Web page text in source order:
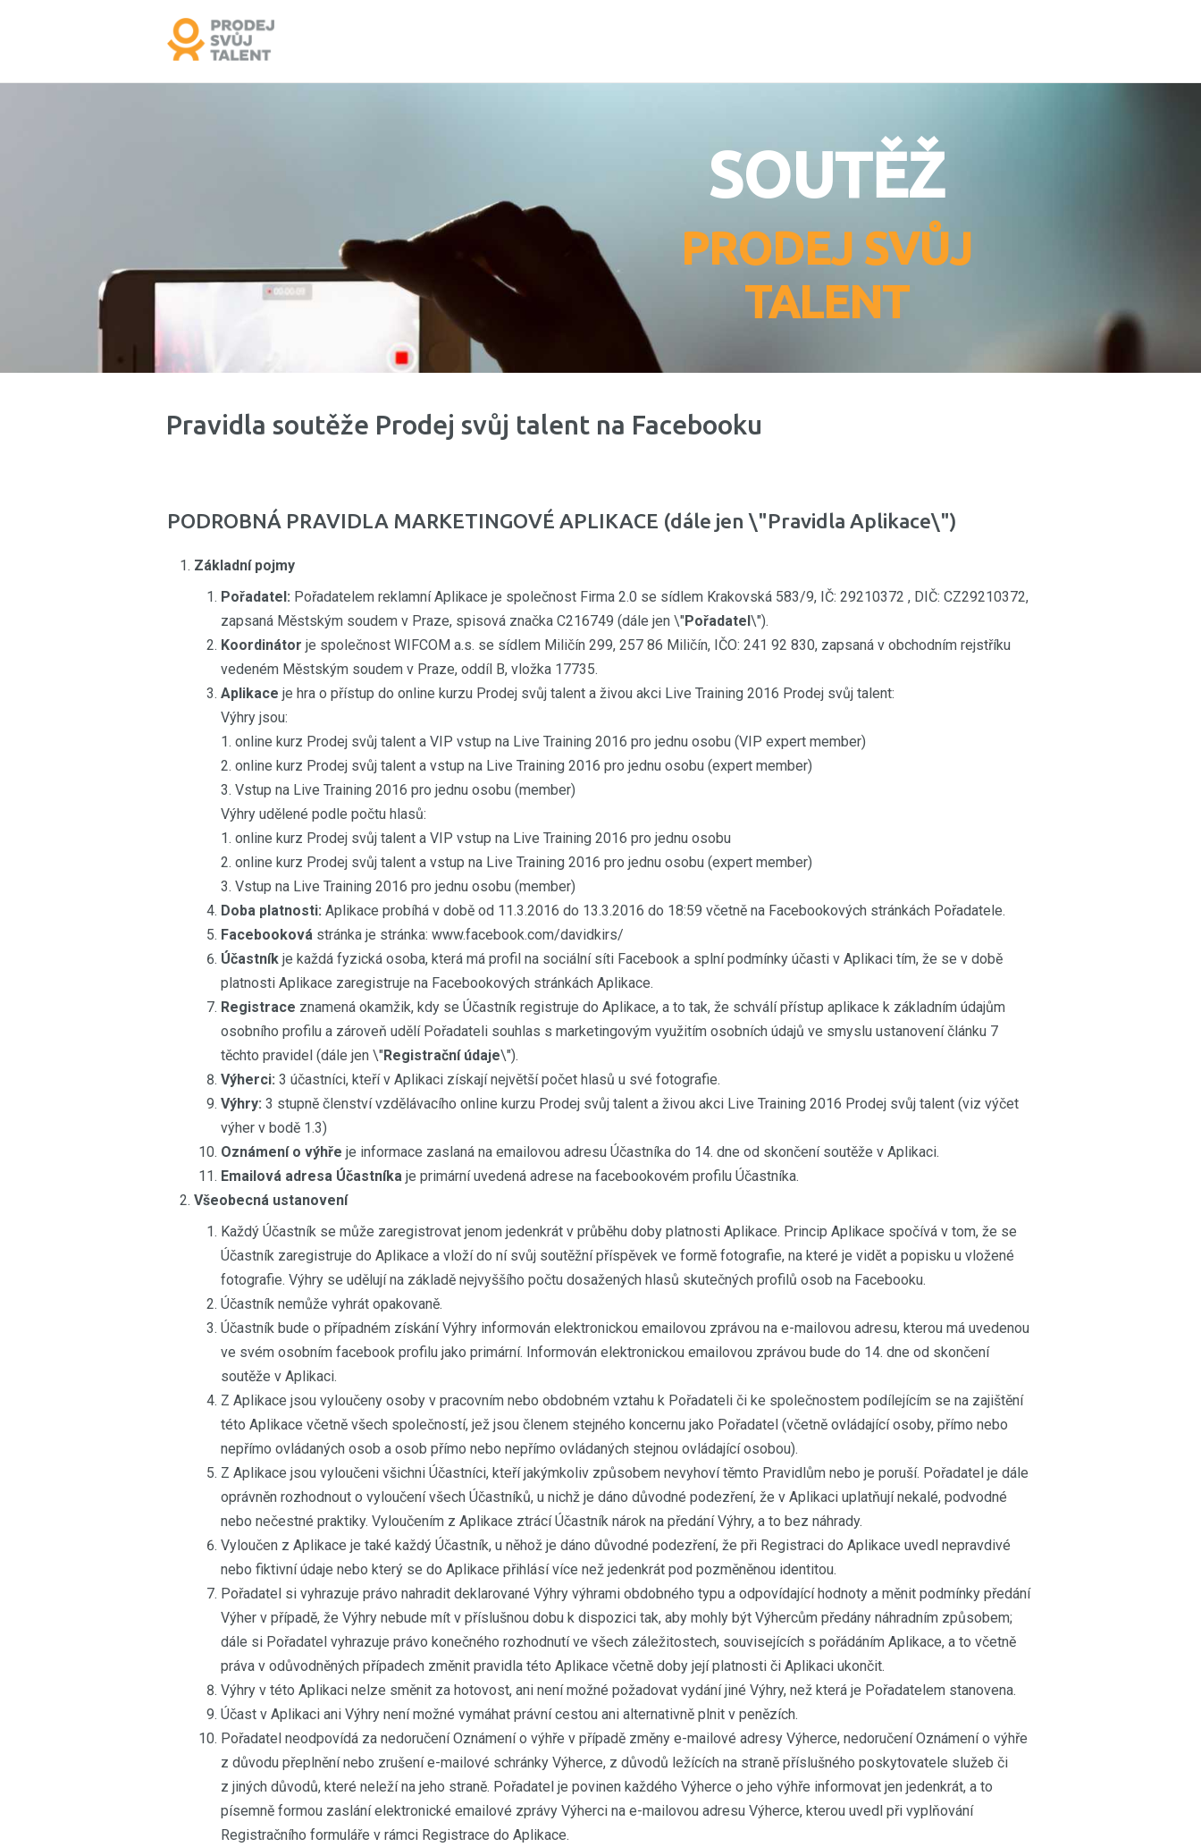
SOUTĚŽ
PRODEJ SVŮJ
TALENT
Pravidla soutěže Prodej svůj talent na Facebooku
PODROBNÁ PRAVIDLA MARKETINGOVÉ APLIKACE (dále jen \"Pravidla Aplikace\")
Základní pojmy
Pořadatel: Pořadatelem reklamní Aplikace je společnost Firma 2.0 se sídlem Krakovská 583/9, IČ: 29210372 , DIČ: CZ29210372,
zapsaná Městským soudem v Praze, spisová značka C216749 (dále jen \"Pořadatel\").
Koordinátor je společnost WIFCOM a.s. se sídlem Miličín 299, 257 86 Miličín, IČO: 241 92 830, zapsaná v obchodním rejstříku
vedeném Městským soudem v Praze, oddíl B, vložka 17735.
Aplikace je hra o přístup do online kurzu Prodej svůj talent a živou akci Live Training 2016 Prodej svůj talent:
Výhry jsou:
1. online kurz Prodej svůj talent a VIP vstup na Live Training 2016 pro jednu osobu (VIP expert member)
2. online kurz Prodej svůj talent a vstup na Live Training 2016 pro jednu osobu (expert member)
3. Vstup na Live Training 2016 pro jednu osobu (member)
Výhry udělené podle počtu hlasů:
1. online kurz Prodej svůj talent a VIP vstup na Live Training 2016 pro jednu osobu
2. online kurz Prodej svůj talent a vstup na Live Training 2016 pro jednu osobu (expert member)
3. Vstup na Live Training 2016 pro jednu osobu (member)
Doba platnosti: Aplikace probíhá v době od 11.3.2016 do 13.3.2016 do 18:59 včetně na Facebookových stránkách Pořadatele.
Facebooková stránka je stránka: www.facebook.com/davidkirs/
Účastník je každá fyzická osoba, která má profil na sociální síti Facebook a splní podmínky účasti v Aplikaci tím, že se v době
platnosti Aplikace zaregistruje na Facebookových stránkách Aplikace.
Registrace znamená okamžik, kdy se Účastník registruje do Aplikace, a to tak, že schválí přístup aplikace k základním údajům
osobního profilu a zároveň udělí Pořadateli souhlas s marketingovým využitím osobních údajů ve smyslu ustanovení článku 7
těchto pravidel (dále jen \"Registrační údaje\").
Výherci: 3 účastníci, kteří v Aplikaci získají největší počet hlasů u své fotografie.
Výhry: 3 stupně členství vzdělávacího online kurzu Prodej svůj talent a živou akci Live Training 2016 Prodej svůj talent (viz výčet
výher v bodě 1.3)
Oznámení o výhře je informace zaslaná na emailovou adresu Účastníka do 14. dne od skončení soutěže v Aplikaci.
Emailová adresa Účastníka je primární uvedená adrese na facebookovém profilu Účastníka.
Všeobecná ustanovení
Každý Účastník se může zaregistrovat jenom jedenkrát v průběhu doby platnosti Aplikace. Princip Aplikace spočívá v tom, že se
Účastník zaregistruje do Aplikace a vloží do ní svůj soutěžní příspěvek ve formě fotografie, na které je vidět a popisku u vložené
fotografie. Výhry se udělují na základě nejvyššího počtu dosažených hlasů skutečných profilů osob na Facebooku.
Účastník nemůže vyhrát opakovaně.
Účastník bude o případném získání Výhry informován elektronickou emailovou zprávou na e-mailovou adresu, kterou má uvedenou
ve svém osobním facebook profilu jako primární. Informován elektronickou emailovou zprávou bude do 14. dne od skončení
soutěže v Aplikaci.
Z Aplikace jsou vyloučeny osoby v pracovním nebo obdobném vztahu k Pořadateli či ke společnostem podílejícím se na zajištění
této Aplikace včetně všech společností, jež jsou členem stejného koncernu jako Pořadatel (včetně ovládající osoby, přímo nebo
nepřímo ovládaných osob a osob přímo nebo nepřímo ovládaných stejnou ovládající osobou).
Z Aplikace jsou vyloučeni všichni Účastníci, kteří jakýmkoliv způsobem nevyhoví těmto Pravidlům nebo je poruší. Pořadatel je dále
oprávněn rozhodnout o vyloučení všech Účastníků, u nichž je dáno důvodné podezření, že v Aplikaci uplatňují nekalé, podvodné
nebo nečestné praktiky. Vyloučením z Aplikace ztrácí Účastník nárok na předání Výhry, a to bez náhrady.
Vyloučen z Aplikace je také každý Účastník, u něhož je dáno důvodné podezření, že při Registraci do Aplikace uvedl nepravdivé
nebo fiktivní údaje nebo který se do Aplikace přihlásí více než jedenkrát pod pozměněnou identitou.
Pořadatel si vyhrazuje právo nahradit deklarované Výhry výhrami obdobného typu a odpovídající hodnoty a měnit podmínky předání
Výher v případě, že Výhry nebude mít v příslušnou dobu k dispozici tak, aby mohly být Výhercům předány náhradním způsobem;
dále si Pořadatel vyhrazuje právo konečného rozhodnutí ve všech záležitostech, souvisejících s pořádáním Aplikace, a to včetně
práva v odůvodněných případech změnit pravidla této Aplikace včetně doby její platnosti či Aplikaci ukončit.
Výhry v této Aplikaci nelze směnit za hotovost, ani není možné požadovat vydání jiné Výhry, než která je Pořadatelem stanovena.
Účast v Aplikaci ani Výhry není možné vymáhat právní cestou ani alternativně plnit v penězích.
Pořadatel neodpovídá za nedoručení Oznámení o výhře v případě změny e-mailové adresy Výherce, nedoručení Oznámení o výhře
z důvodu přeplnění nebo zrušení e-mailové schránky Výherce, z důvodů ležících na straně příslušného poskytovatele služeb či
z jiných důvodů, které neleží na jeho straně. Pořadatel je povinen každého Výherce o jeho výhře informovat jen jedenkrát, a to
písemně formou zaslání elektronické emailové zprávy Výherci na e-mailovou adresu Výherce, kterou uvedl při vyplňování
Registračního formuláře v rámci Registrace do Aplikace.